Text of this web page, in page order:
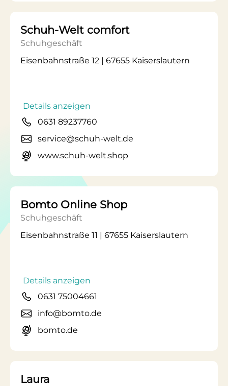
Schuh-Welt comfort
Schuhgeschäft
Eisenbahnstraße 12 | 67655 Kaiserslautern
Details anzeigen
0631 89237760
service@schuh-welt.de
www.schuh-welt.shop
Bomto Online Shop
Schuhgeschäft
Eisenbahnstraße 11 | 67655 Kaiserslautern
Details anzeigen
0631 75004661
info@bomto.de
bomto.de
Laura